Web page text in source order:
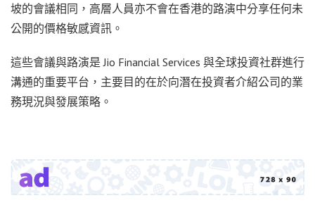
坡的會議相同，高層人員亦不會在香港的路演中分享任何未
公開的價格敏感資訊。
這些會議與路演是 Jio Financial Services 與全球投資社群進行
溝通的重要平台，主要目的在於向潛在投資者介紹公司的業
務現況與發展策略。